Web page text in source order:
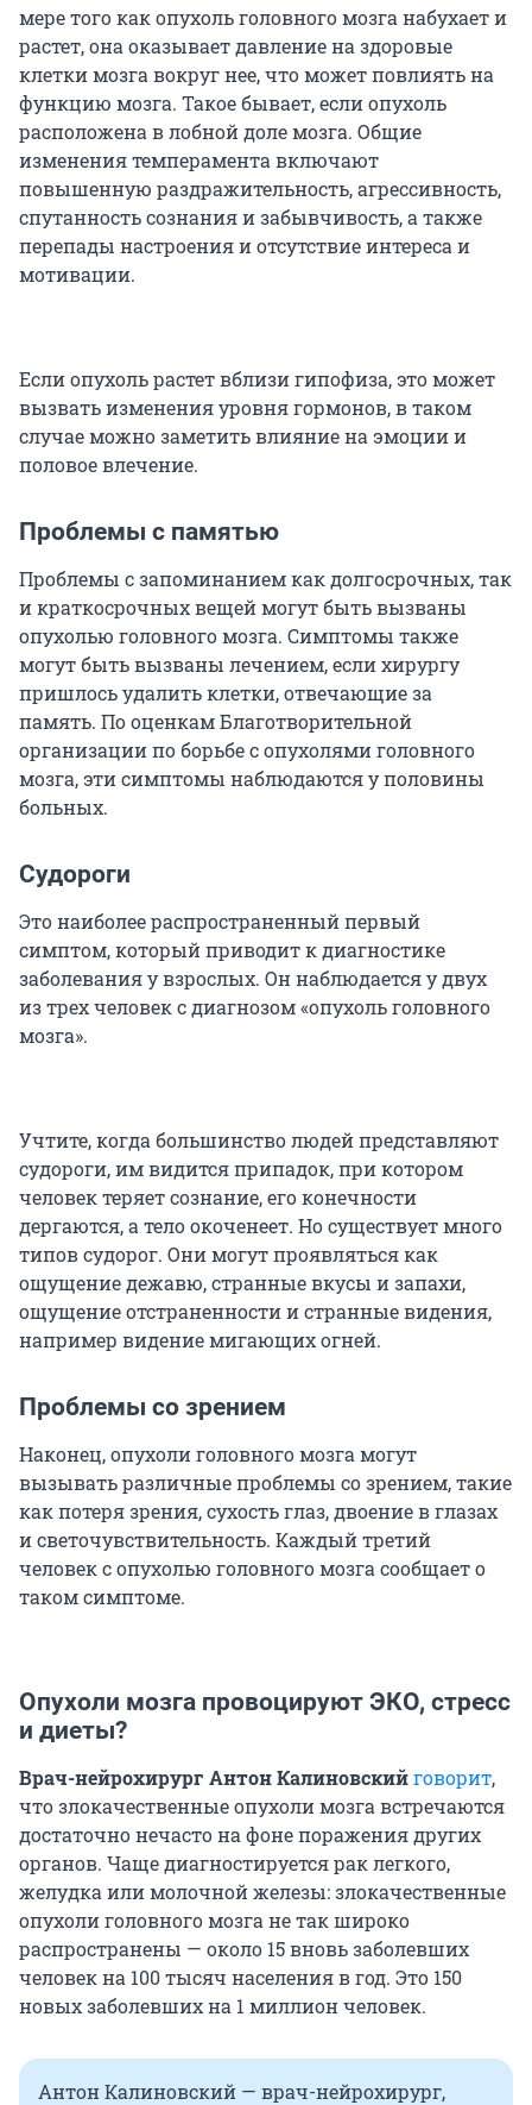
мере того как опухоль головного мозга набухает и
растет, она оказывает давление на здоровые
клетки мозга вокруг нее, что может повлиять на
функцию мозга. Такое бывает, если опухоль
расположена в лобной доле мозга. Общие
изменения темперамента включают
повышенную раздражительность, агрессивность,
спутанность сознания и забывчивость, а также
перепады настроения и отсутствие интереса и
мотивации.
Если опухоль растет вблизи гипофиза, это может
вызвать изменения уровня гормонов, в таком
случае можно заметить влияние на эмоции и
половое влечение.
Проблемы с памятью
Проблемы с запоминанием как долгосрочных, так
и краткосрочных вещей могут быть вызваны
опухолью головного мозга. Симптомы также
могут быть вызваны лечением, если хирургу
пришлось удалить клетки, отвечающие за
память. По оценкам Благотворительной
организации по борьбе с опухолями головного
мозга, эти симптомы наблюдаются у половины
больных.
Судороги
Это наиболее распространенный первый
симптом, который приводит к диагностике
заболевания у взрослых. Он наблюдается у двух
из трех человек с диагнозом «опухоль головного
мозга».
Учтите, когда большинство людей представляют
судороги, им видится припадок, при котором
человек теряет сознание, его конечности
дергаются, а тело окоченеет. Но существует много
типов судорог. Они могут проявляться как
ощущение дежавю, странные вкусы и запахи,
ощущение отстраненности и странные видения,
например видение мигающих огней.
Проблемы со зрением
Наконец, опухоли головного мозга могут
вызывать различные проблемы со зрением, такие
как потеря зрения, сухость глаз, двоение в глазах
и светочувствительность. Каждый третий
человек с опухолью головного мозга сообщает о
таком симптоме.
Опухоли мозга провоцируют ЭКО, стресс
и диеты?
Врач-нейрохирург Антон Калиновскийговорит,
что злокачественные опухоли мозга встречаются
достаточно нечасто на фоне поражения других
органов. Чаще диагностируется рак легкого,
желудка или молочной железы: злокачественные
опухоли головного мозга не так широко
распространены — около 15 вновь заболевших
человек на 100 тысяч населения в год. Это 150
новых заболевших на 1 миллион человек.
Антон Калиновский — врач-нейрохирург,